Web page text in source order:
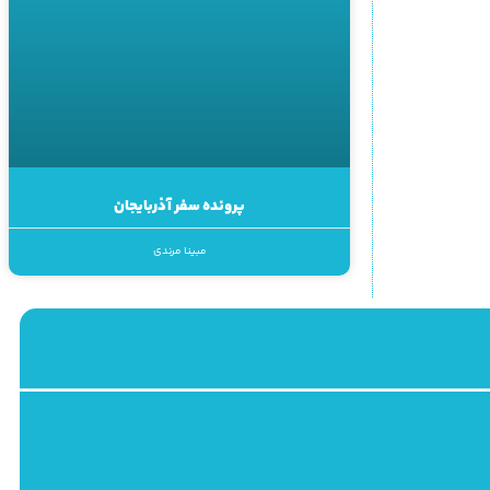
پرونده سفر آذربایجان
مبینا مرندی